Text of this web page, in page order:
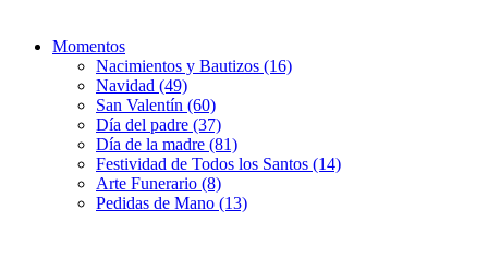
Momentos
Nacimientos y Bautizos (16)
Navidad (49)
San Valentín (60)
Día del padre (37)
Día de la madre (81)
Festividad de Todos los Santos (14)
Arte Funerario (8)
Pedidas de Mano (13)